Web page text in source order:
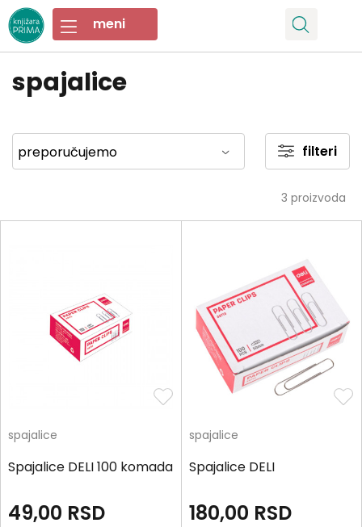
spajalice
filteri
3 proizvoda
spajalice
Spajalice DELI 100 komada
49,00 RSD
spajalice
Spajalice DELI
180,00 RSD